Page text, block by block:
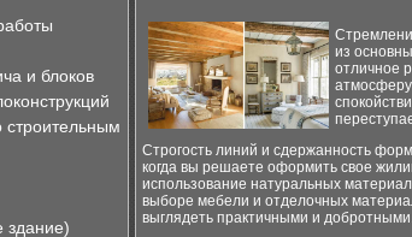
и блоков
строительным
здание)
из
отличное
Строгость линий и сдержанность
когда вы решаете оформить свое
использование натуральных
выборе мебели и отделочных
выглядеть практичными и